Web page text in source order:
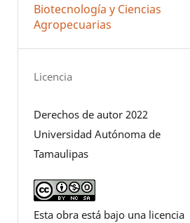
Biotecnología y Ciencias
Agropecuarias
Licencia
Derechos de autor 2022
Universidad Autónoma de
Tamaulipas
Esta obra está bajo una licencia